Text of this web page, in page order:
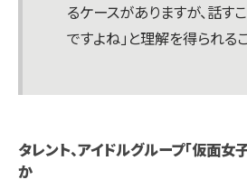
るケースがありますが、話す
ですよね」と理解を得られる
タレント、アイドルグループ「仮面
か